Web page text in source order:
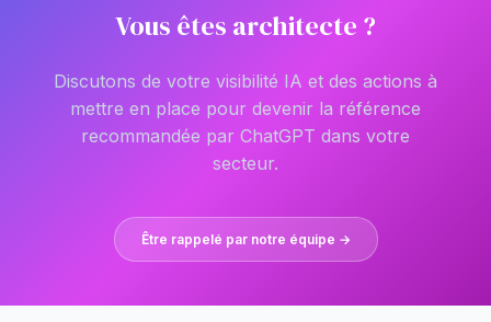
Vous êtes architecte ?
Discutons de votre visibilité IA et des actions à
mettre en place pour devenir la référence
recommandée par ChatGPT dans votre
secteur.
Être rappelé par notre équipe →